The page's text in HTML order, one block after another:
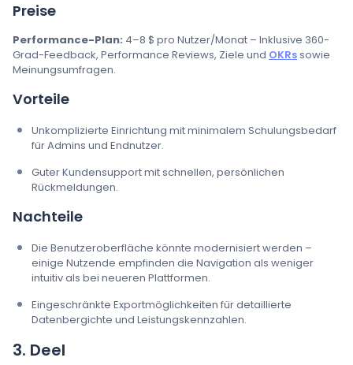
Preise
Performance-Plan: 4–8 $ pro Nutzer/Monat – Inklusive 360-
Grad-Feedback, Performance Reviews, Ziele und OKRssowie
Meinungsumfragen.
Vorteile
Unkomplizierte Einrichtung mit minimalem Schulungsbedarf
für Admins und Endnutzer.
Guter Kundensupport mit schnellen, persönlichen
Rückmeldungen.
Nachteile
Die Benutzeroberfläche könnte modernisiert werden –
einige Nutzende empfinden die Navigation als weniger
intuitiv als bei neueren Plattformen.
Eingeschränkte Exportmöglichkeiten für detaillierte
Datenbergichte und Leistungskennzahlen.
3. Deel